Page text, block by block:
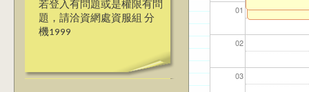
若登入有問題或是權限有問
題，請洽資網處資服組 分
機1999
01
02
03